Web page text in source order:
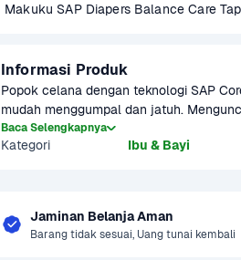
Makuku SAP Diapers Balance Care
Informasi Produk
Popok celana dengan teknologi SAP
mudah menggumpal dan jatuh.
Tidak berat, lembut di kulit, dan nyaman
dengan indikator basah.
Baca Selengkapnya
Kategori Ibu & Bayi
Jaminan Belanja Aman
Barang tidak sesuai, Uang tunai kembali